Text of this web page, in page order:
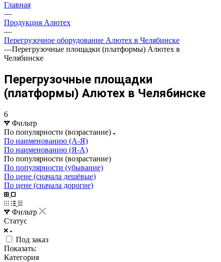
Главная
—
Продукция Алютех
—
Перегрузочное оборудование Алютех в Челябинске
—Перегрузочные площадки (платформы) Алютех в
Челябинске
Перегрузочные площадки
(платформы) Алютех в Челябинске
6
Фильтр
По популярности (возрастание)
По наименованию (А-Я)
По наименованию (Я-А)
По популярности (возрастание)
По популярности (убывание)
По цене (сначала дешёвые)
По цене (сначала дорогие)
Фильтр
Статус
Под заказ
Показать:
Категория